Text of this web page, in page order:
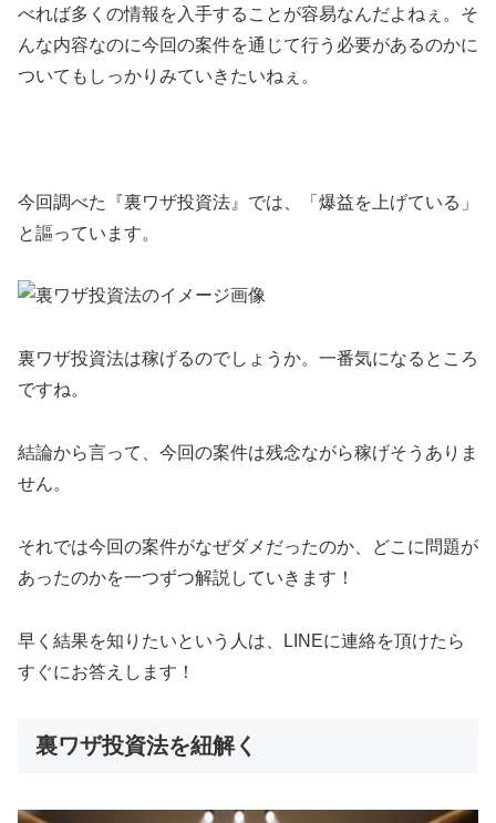
べれば多くの情報を入手することが容易なんだよねぇ。そ
んな内容なのに今回の案件を通じて行う必要があるのかに
ついてもしっかりみていきたいねぇ。
今回調べた『裏ワザ投資法』では、
「爆益を上げている」
と謳っています。
裏ワザ投資法は稼げるのでしょうか。一番気になるところ
ですね。
結論から言って、 今回の案件は残念ながら稼げそうありま
せん。
それでは今回の案件がなぜダメだったのか、どこに問題が
あったのかを一つずつ解説していきます！
早く結果を知りたいという人は、 LINEに連絡を頂けたら
すぐにお答えします！
裏ワザ投資法を紐解く